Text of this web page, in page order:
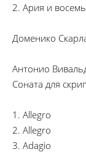
2. Ария и
Доменико
Антонио
Соната для
1. Allegro
2. Allegro
3. Adagio